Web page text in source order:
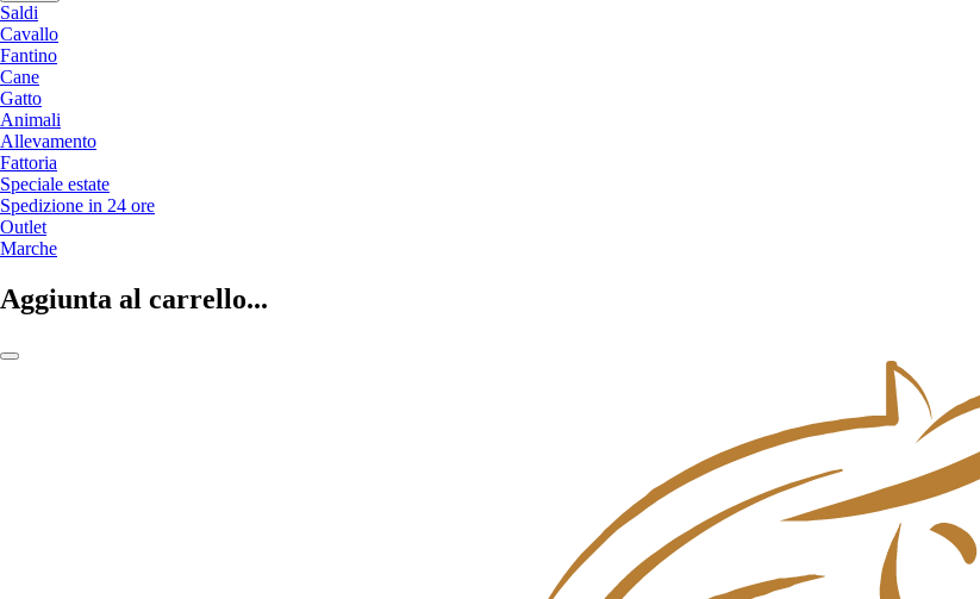
Saldi
Cavallo
Fantino
Cane
Gatto
Animali
Allevamento
Fattoria
Speciale estate
Spedizione in 24 ore
Outlet
Marche
Aggiunta al carrello...